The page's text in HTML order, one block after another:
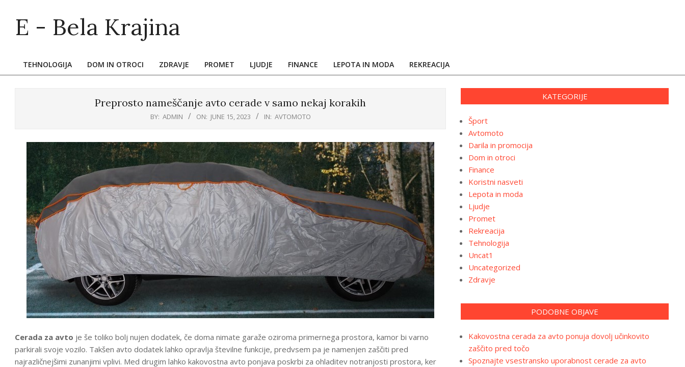
contentE - Bela Krajina
Primary
TEHNOLOGIJA DOM IN OTROCI ZDRAVJE PROMET LJUDJE FINANCE LEPOTA IN MODA REKREACIJA
Preprosto nameščanje avto cerade v samo nekaj korakih
BY: ADMIN ON: JUNE 15, 2023 IN: AVTOMOTO
Cerada za avto je še toliko bolj nujen dodatek, če doma nimate garaže oziroma primernega prostora, kamor bi varno
parkirali svoje vozilo. Takšen avto dodatek lahko opravlja številne funkcije, predvsem pa je namenjen zaščiti pred
najrazličnejšimi zunanjimi vplivi. Med drugim lahko kakovostna avto ponjava poskrbi za ohladitev notranjosti prostora, ker
KATEGORIJE
Šport
Avtomoto
Darila in promocija
Dom in otroci
Finance
Koristni nasveti
Lepota in moda
Ljudje
Promet
Rekreacija
Tehnologija
Uncat1
Uncategorized
Zdravje
PODOBNE OBJAVE
Kakovostna cerada za avto ponuja dovolj učinkovito
zaščito pred točo
Spoznajte vsestransko uporabnost cerade za avto